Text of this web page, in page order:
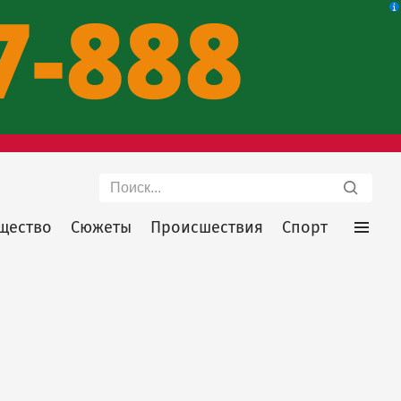
Поиск
Сюжеты Происшествия Спорт